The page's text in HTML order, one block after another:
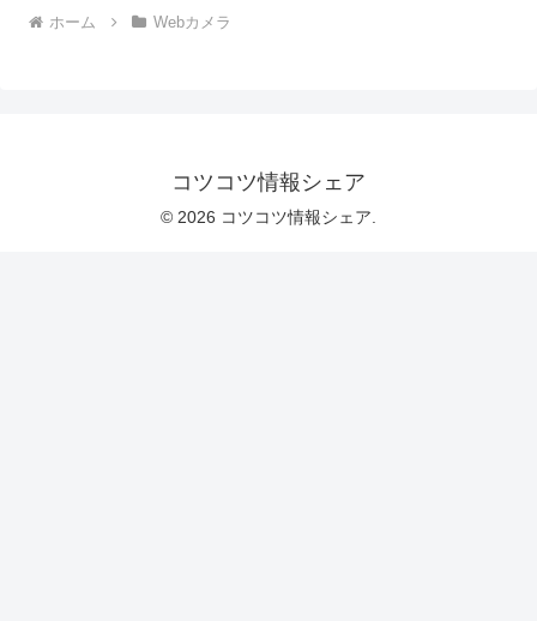
ホーム Webカメラ
コツコツ情報シェア
© 2026 コツコツ情報シェア.